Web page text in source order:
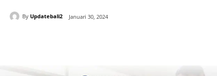
By Updatebali2 Januari 30, 2024